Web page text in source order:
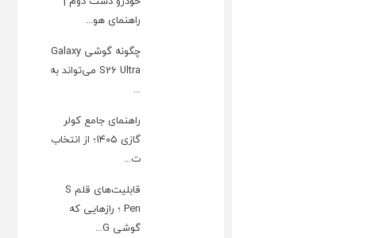
راهنمای هو...
چگونه گوشی Galaxy
S26 Ultra می‌تواند به
...
راهنمای جامع کولر
گازی ۱۴۰۵؛ از انتخاب
ت...
قابلیت‌های قلم S
Pen ؛ رازهایی که
گوشی G...